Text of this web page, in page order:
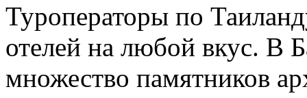
Туроператоры по
отелей на любой вкус. В
множество памятников